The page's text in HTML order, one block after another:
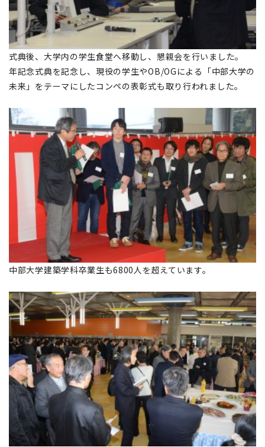
式典後、大学内の学生食堂へ移動し、懇親会を行いました。
年記念式典を記念し、現役の学生やOB/OGによる「中部大学の
未来」をテーマにしたコンペの表彰式も取り行われました。
中部大学建築学科卒業生も6800人を超えています。